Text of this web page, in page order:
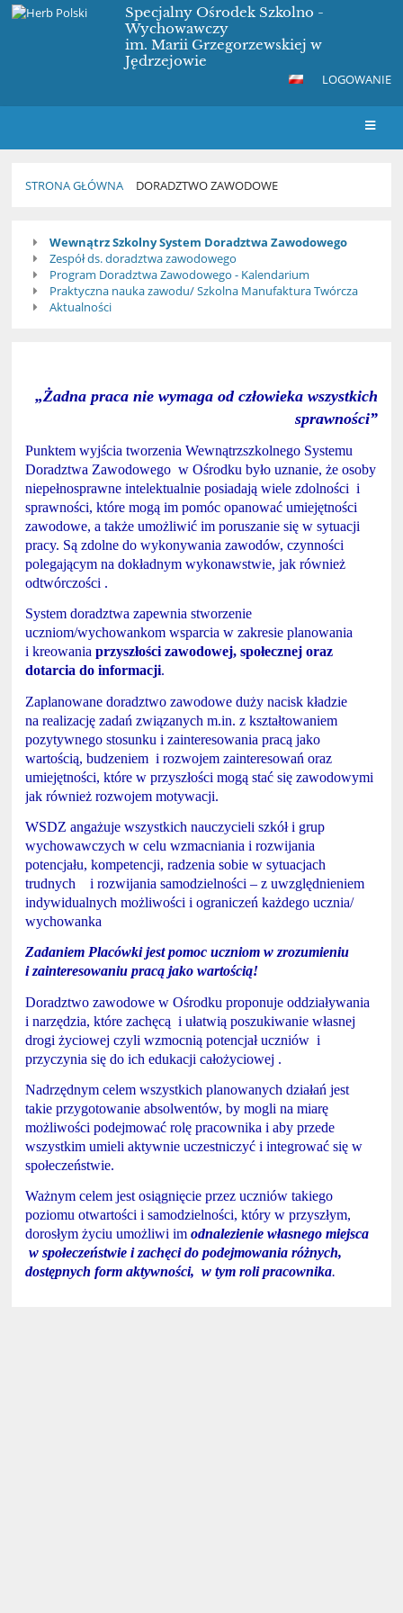
Specjalny Ośrodek Szkolno -
Wychowawczy
im. Marii Grzegorzewskiej w
Jędrzejowie
LOGOWANIE
STRONA GŁÓWNA DORADZTWO ZAWODOWE
Doradztwo
Zawodowe
Wewnątrz Szkolny System Doradztwa Zawodowego
Zespół ds. doradztwa zawodowego
Program Doradztwa Zawodowego - Kalendarium
Praktyczna nauka zawodu/ Szkolna Manufaktura Twórcza
Aktualności
„Żadna praca nie wymaga od człowieka wszystkich
sprawności”
Punktem wyjścia tworzenia Wewnątrzszkolnego Systemu
Doradztwa Zawodowego w Ośrodku było uznanie, że osoby
niepełnosprawne intelektualnie posiadają wiele zdolności i
sprawności, które mogą im pomóc opanować umiejętności
zawodowe, a także umożliwić im poruszanie się w sytuacji
pracy. Są zdolne do wykonywania zawodów, czynności
polegającym na dokładnym wykonawstwie, jak również
odtwórczości .
System doradztwa zapewnia stworzenie
uczniom/wychowankom wsparcia w zakresie planowania
i kreowaniaprzyszłości zawodowej, społecznej oraz
dotarcia do informacji.
Zaplanowane doradztwo zawodowe duży nacisk kładzie
na realizację zadań związanych m.in. z kształtowaniem
pozytywnego stosunku i zainteresowania pracą jako
wartością, budzeniem i rozwojem zainteresowań oraz
umiejętności, które w przyszłości mogą stać się zawodowymi
jak również rozwojem motywacji.
WSDZ angażuje wszystkich nauczycieli szkół i grup
wychowawczych w celu wzmacniania i rozwijania
potencjału, kompetencji, radzenia sobie w sytuacjach
trudnych i rozwijania samodzielności – z uwzględnieniem
indywidualnych możliwości i ograniczeń każdego ucznia/
wychowanka
Zadaniem Placówki jest pomoc uczniom w zrozumieniu
i zainteresowaniu pracą jako wartością!
Doradztwo zawodowe w Ośrodku proponuje oddziaływania
i narzędzia, które zachęcą i ułatwią poszukiwanie własnej
drogi życiowej czyli wzmocnią potencjał uczniów i
przyczynia się do ich edukacji całożyciowej .
Nadrzędnym celem wszystkich planowanych działań jest
takie przygotowanie absolwentów, by mogli na miarę
możliwości podejmować rolę pracownika i aby przede
wszystkim umieli aktywnie uczestniczyć i integrować się w
społeczeństwie.
Ważnym celem jest osiągnięcie przez uczniów takiego
poziomu otwartości i samodzielności, który w przyszłym,
dorosłym życiu umożliwi im odnalezienie własnego miejsca
w społeczeństwie i zachęci do podejmowania różnych,
dostępnych form aktywności, w tym roli pracownika.